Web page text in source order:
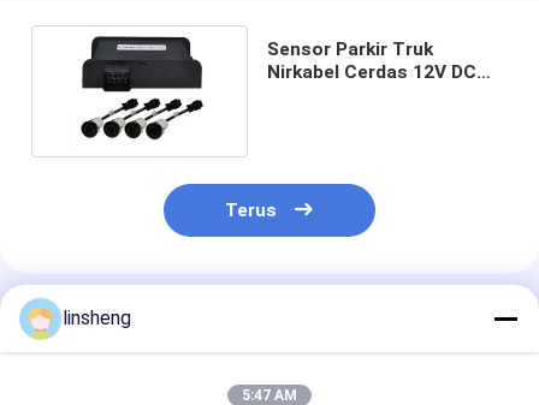
Sensor Parkir Truk
Nirkabel Cerdas 12V DC
Terus
Rekomendasi Produk
linsheng
5:47 AM